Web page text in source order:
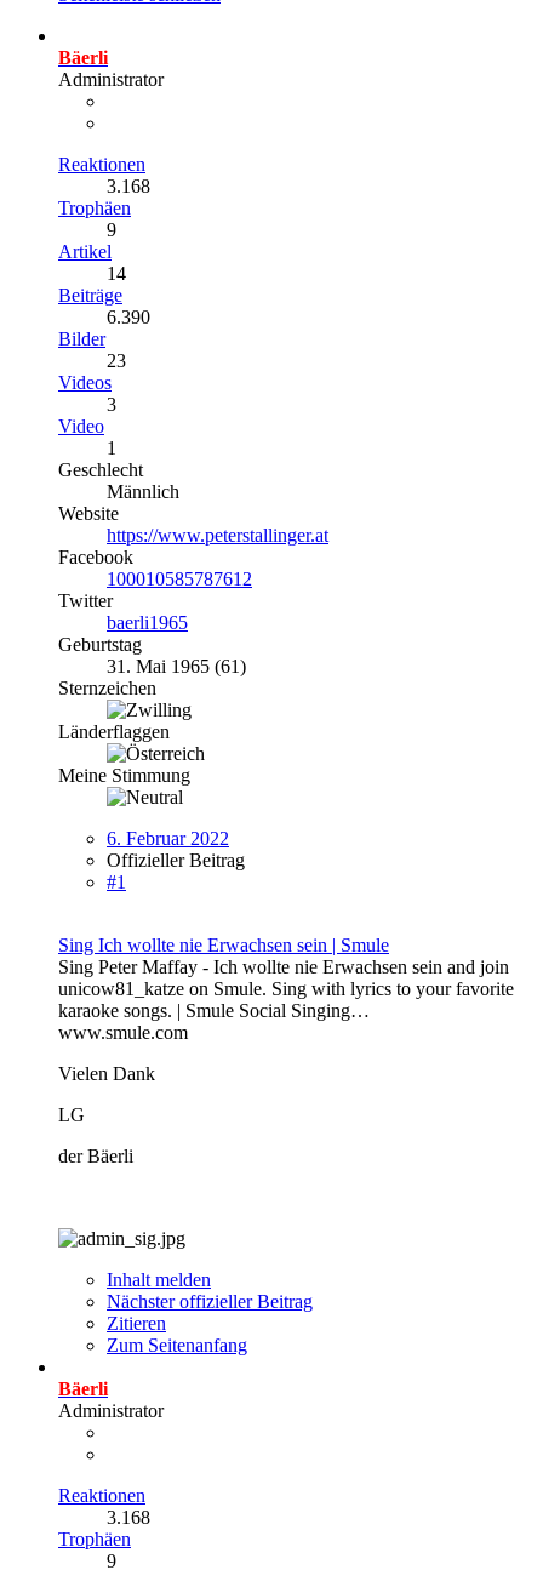
Bäerli
Administrator
Reaktionen
3.168
Trophäen
9
Artikel
14
Beiträge
6.390
Bilder
23
Videos
3
Video
1
Geschlecht
Männlich
Website
https://www.peterstallinger.at
Facebook
100010585787612
Twitter
baerli1965
Geburtstag
31. Mai 1965 (61)
Sternzeichen
Länderflaggen
Meine Stimmung
6. Februar 2022
Offizieller Beitrag
#1
Sing Ich wollte nie Erwachsen sein | Smule
Sing Peter Maffay - Ich wollte nie Erwachsen sein and join
unicow81_katze on Smule. Sing with lyrics to your favorite
karaoke songs. | Smule Social Singing…
www.smule.com
Vielen Dank
LG
der Bäerli
Inhalt melden
Nächster offizieller Beitrag
Zitieren
Zum Seitenanfang
Bäerli
Administrator
Reaktionen
3.168
Trophäen
9